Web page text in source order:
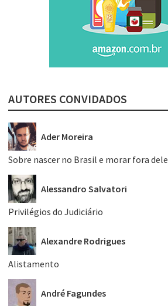
AUTORES CONVIDADOS
Ader Moreira
Sobre nascer no Brasil e morar fora dele
Alessandro Salvatori
Privilégios do Judiciário
Alexandre Rodrigues
Alistamento
André Fagundes